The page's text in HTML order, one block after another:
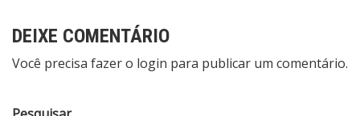
DEIXE COMENTÁRIO
Você precisa fazer o login para publicar um comentário.